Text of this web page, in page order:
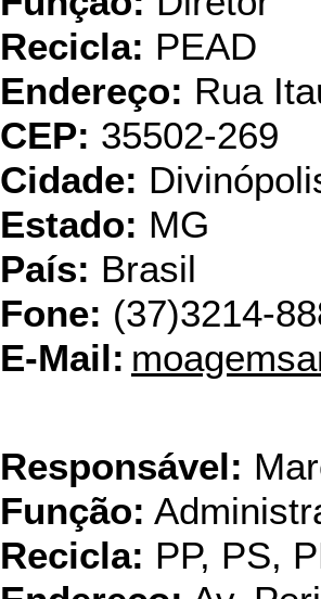
Recicla: PEAD
Endereço: Rua
CEP: 35502-269
Cidade:
Estado: MG
País: Brasil
Fone: (37)3214-
E-Mail:
Responsável:
Função:
Recicla: PP, PS,